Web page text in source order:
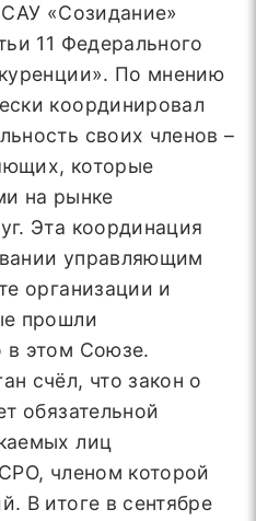
«Созидание»
11 Федерального
По мнению
координировал
своих членов –
которые
на рынке
Эта координация
управляющим
организации и
прошли
в этом Союзе.
счёл, что закон о
обязательной
лиц
членом которой
В итоге в сентябре